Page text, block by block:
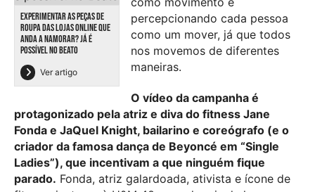
EXPERIMENTAR AS PEÇAS DE
ROUPA DAS LOJAS ONLINE QUE
ANDA A NAMORAR? JÁ É
POSSÍVEL NO BEATO
Ver artigo
percepcionando cada pessoa
como um mover, já que todos
nos movemos de diferentes
maneiras.
O vídeo da campanha é
protagonizado pela atriz e diva do fitness Jane
Fonda e JaQuel Knight, bailarino e coreógrafo (e o
criador da famosa dança de Beyoncé em “Single
Ladies”), que incentivam a que ninguém fique
parado. Fonda, atriz galardoada, ativista e ícone de